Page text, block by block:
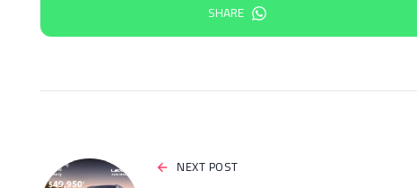
SHARE
NEXT POST